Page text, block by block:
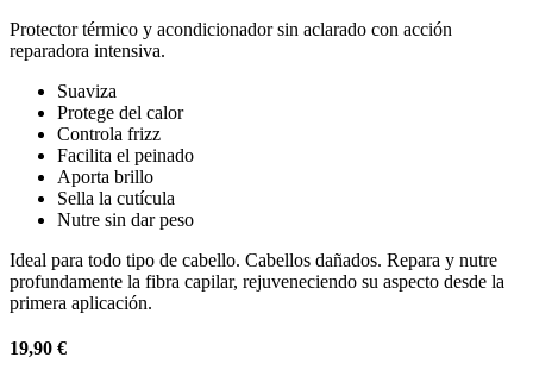
Protector térmico y acondicionador sin aclarado con acción
reparadora intensiva.
Suaviza
Protege del calor
Controla frizz
Facilita el peinado
Aporta brillo
Sella la cutícula
Nutre sin dar peso
Ideal para todo tipo de cabello. Cabellos dañados. Repara y nutre
profundamente la fibra capilar, rejuveneciendo su aspecto desde la
primera aplicación.
19,90 €